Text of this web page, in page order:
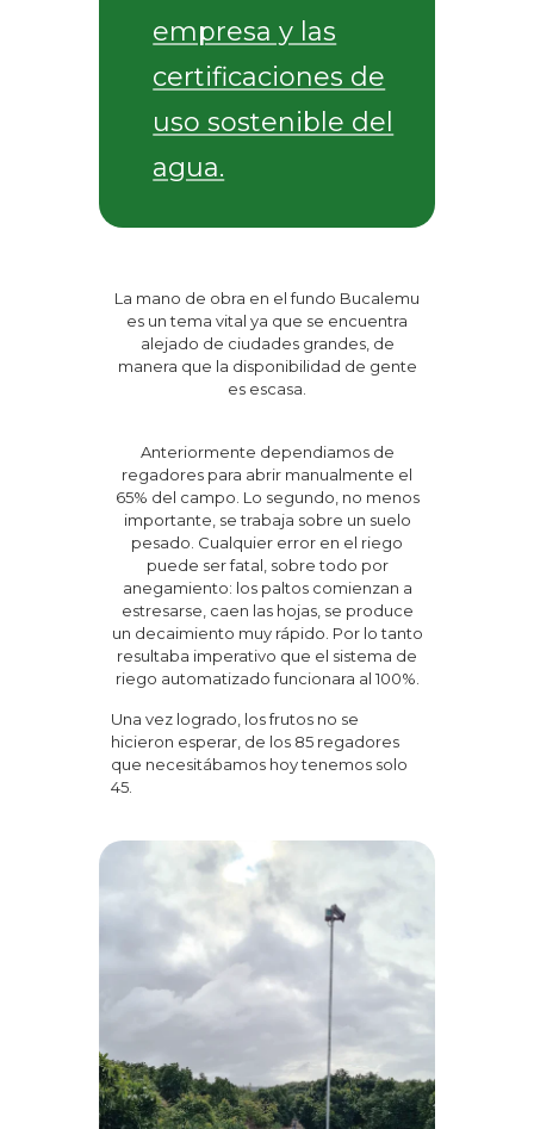
empresa y las
certificaciones de
uso sostenible del
agua.
La mano de obra en el fundo Bucalemu
es un tema vital ya que se encuentra
alejado de ciudades grandes, de
manera que la disponibilidad de gente
es escasa.
Anteriormente dependiamos de
regadores para abrir manualmente el
65% del campo. Lo segundo, no menos
importante, se trabaja sobre un suelo
pesado. Cualquier error en el riego
puede ser fatal, sobre todo por
anegamiento: los paltos comienzan a
estresarse, caen las hojas, se produce
un decaimiento muy rápido. Por lo tanto
resultaba imperativo que el sistema de
riego automatizado funcionara al 100%.
Una vez logrado, los frutos no se
hicieron esperar, de los 85 regadores
que necesitábamos hoy tenemos solo
45.